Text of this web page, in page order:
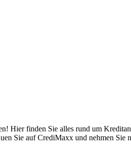
Hier finden Sie alles rund um
Sie auf CrediMaxx und nehmen Sie